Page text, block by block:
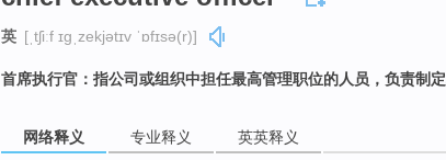
英 [ˌtʃiːf ɪɡˌzekjətɪv ˈɒfɪsə(r)]
首席执行官：指公司或组织中担任最高管理职位的人员，负责制定
网络释义 专业释义 英英释义